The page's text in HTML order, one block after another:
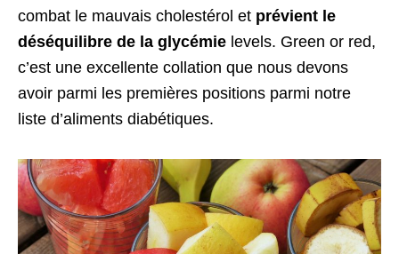
combat le mauvais cholestérol et prévient le
déséquilibre de la glycémie levels. Green or red,
c’est une excellente collation que nous devons
avoir parmi les premières positions parmi notre
liste d’aliments diabétiques.